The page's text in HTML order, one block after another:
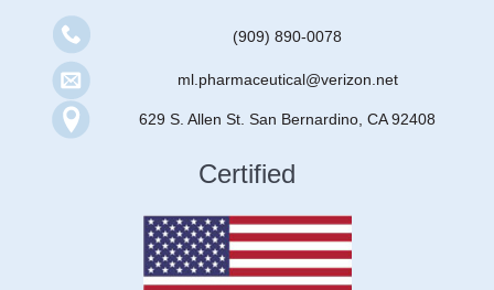
(909) 890-0078
ml.pharmaceutical@verizon.net
629 S. Allen St. San Bernardino, CA 92408
Certified